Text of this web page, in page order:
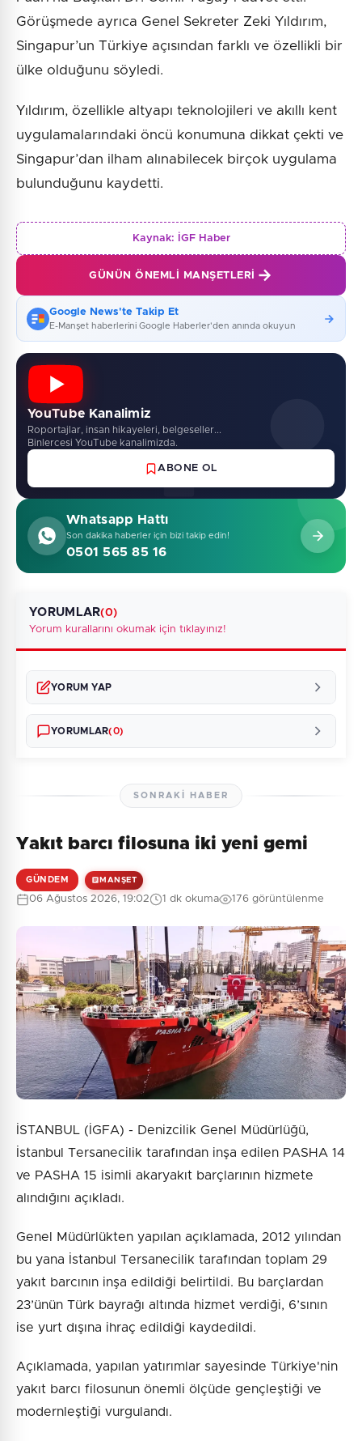
Görüşmede ayrıca Genel Sekreter Zeki Yıldırım,
Singapur’un Türkiye açısından farklı ve özellikli bir
ülke olduğunu söyledi.
Yıldırım, özellikle altyapı teknolojileri ve akıllı kent
uygulamalarındaki öncü konumuna dikkat çekti ve
Singapur’dan ilham alınabilecek birçok uygulama
bulunduğunu kaydetti.
Kaynak: İGF Haber
GÜNÜN ÖNEMLI MANŞETLERI
Google News'te Takip Et
E-Manşet haberlerini Google Haberler'den anında okuyun
YouTube Kanalimiz
Roportajlar, insan hikayeleri, belgeseller...
Binlercesi YouTube kanalimizda.
ABONE OL
Whatsapp Hattı
Son dakika haberler için bizi takip edin!
0501 565 85 16
YORUMLAR(0)
Yorum kurallarını okumak için tıklayınız!
YORUM YAP
0/2000
Güvenlik Sorusu:
3 + 2 = ?
Gönder
YORUMLAR(0)
Henüz yorum yapılmamış. İlk yorumu siz yapın!
SONRAKI HABER
Yakıt barcı filosuna iki yeni gemi
GÜNDEM MANŞET
06 Ağustos 2026, 19:02 1 dk okuma 176 görüntülenme
İSTANBUL (İGFA) - Denizcilik Genel Müdürlüğü,
İstanbul Tersanecilik tarafından inşa edilen PASHA 14
ve PASHA 15 isimli akaryakıt barçlarının hizmete
alındığını açıkladı.
Genel Müdürlükten yapılan açıklamada, 2012 yılından
bu yana İstanbul Tersanecilik tarafından toplam 29
yakıt barcının inşa edildiği belirtildi. Bu barçlardan
23’ünün Türk bayrağı altında hizmet verdiği, 6’sının
ise yurt dışına ihraç edildiği kaydedildi.
Açıklamada, yapılan yatırımlar sayesinde Türkiye'nin
yakıt barcı filosunun önemli ölçüde gençleştiği ve
modernleştiği vurgulandı.